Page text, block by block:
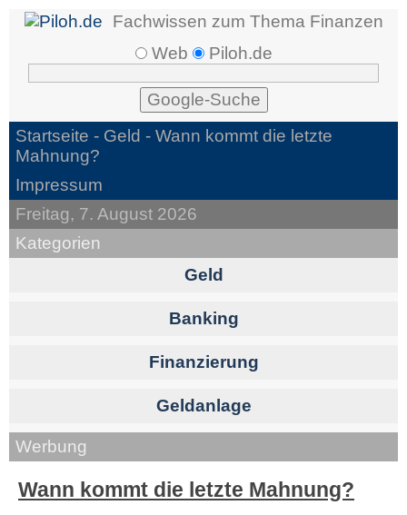
Fachwissen zum Thema Finanzen
Web
Piloh.de
Startseite - Geld - Wann kommt die letzte
Mahnung?
Impressum
Freitag, 7. August 2026
Kategorien
Geld
Banking
Finanzierung
Geldanlage
Werbung
Wann kommt die letzte Mahnung?